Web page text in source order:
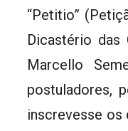
“Petitio”
Dicastério das
Marcello
postuladores,
inscrevesse os